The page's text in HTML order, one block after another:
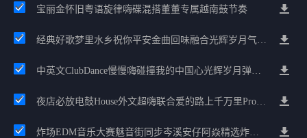
宝丽金怀旧粤语旋律嗨碟混搭董董专属越南鼓节奏
经典好歌梦里水乡祝你平安金曲回味融合光辉岁月气氛中文兄弟串烧
中英文ClubDance慢慢嗨碰撞我的中国心光辉岁月弹鼓车载
夜店必放电鼓House外文超嗨联合爱的路上千万里Prog包房漫步上头
炸场EDM音乐大赛魅音街同步岑溪安仔阿焱精选炸场歌路串烧